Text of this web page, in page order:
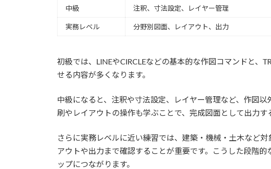
中級 注釈、寸法設定、レイヤー管理
実務レベル 分野別図面、レイアウト、出力
初級では、LINEやCIRCLEなどの基本的な作図コマンドと、
せる内容が多くなります。
中級になると、注釈や寸法設定、レイヤー管理など、作図
刷やレイアウトの操作も学ぶことで、完成図面として出力す
さらに実務レベルに近い練習では、建築・機械・土木など
アウトや出力まで確認することが重要です。こうした段階
ップにつながります。